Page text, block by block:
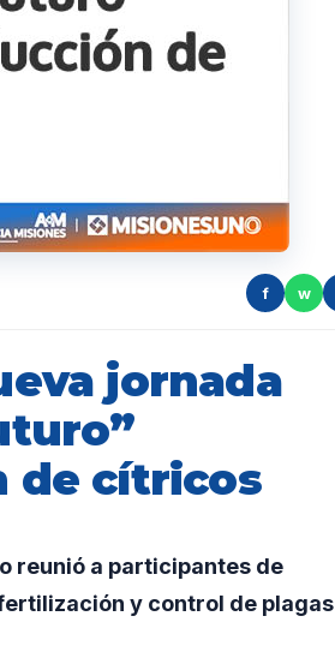
f w
jornada
de cítricos
reunió a participantes de
y control de plagas